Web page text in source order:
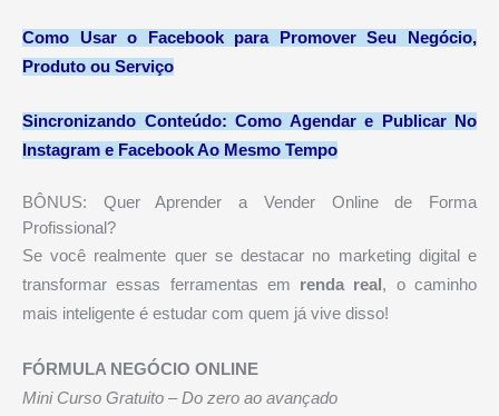
Como Usar o Facebook para Promover Seu Negócio,
Produto ou Serviço
Sincronizando Conteúdo: Como Agendar e Publicar No
Instagram e Facebook Ao Mesmo Tempo
BÔNUS: Quer Aprender a Vender Online de Forma
Profissional?
Se você realmente quer se destacar no marketing digital e
transformar essas ferramentas em renda real , o caminho
mais inteligente é estudar com quem já vive disso!
FÓRMULA NEGÓCIO ONLINE
Mini Curso Gratuito – Do zero ao avançado